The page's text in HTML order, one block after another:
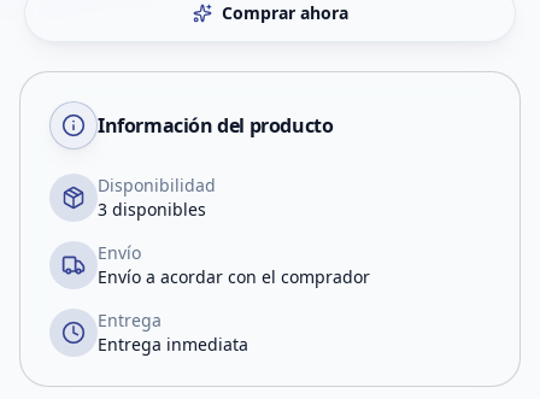
Comprar ahora
Información del producto
Disponibilidad
3 disponibles
Envío
Envío a acordar con el comprador
Entrega
Entrega inmediata